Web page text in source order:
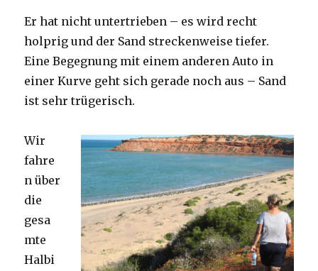
Er hat nicht untertrieben – es wird recht
holprig und der Sand streckenweise tiefer.
Eine Begegnung mit einem anderen Auto in
einer Kurve geht sich gerade noch aus – Sand
ist sehr trügerisch.
Wir
fahre
n über
die
gesa
mte
Halbi